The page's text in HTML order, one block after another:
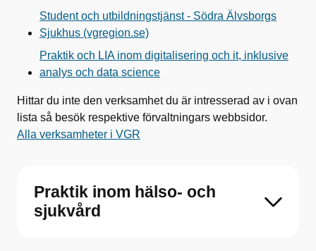
Student och utbildningstjänst - Södra Älvsborgs
Sjukhus (vgregion.se)
Praktik och LIA inom digitalisering och it, inklusive
analys och data science
Hittar du inte den verksamhet du är intresserad av i ovan
lista så besök respektive förvaltningars webbsidor.
Alla verksamheter i VGR
Praktik inom hälso- och
sjukvård